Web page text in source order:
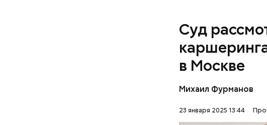
Суд
в Москве
Михаил Фурманов
23 января 2025 13:44